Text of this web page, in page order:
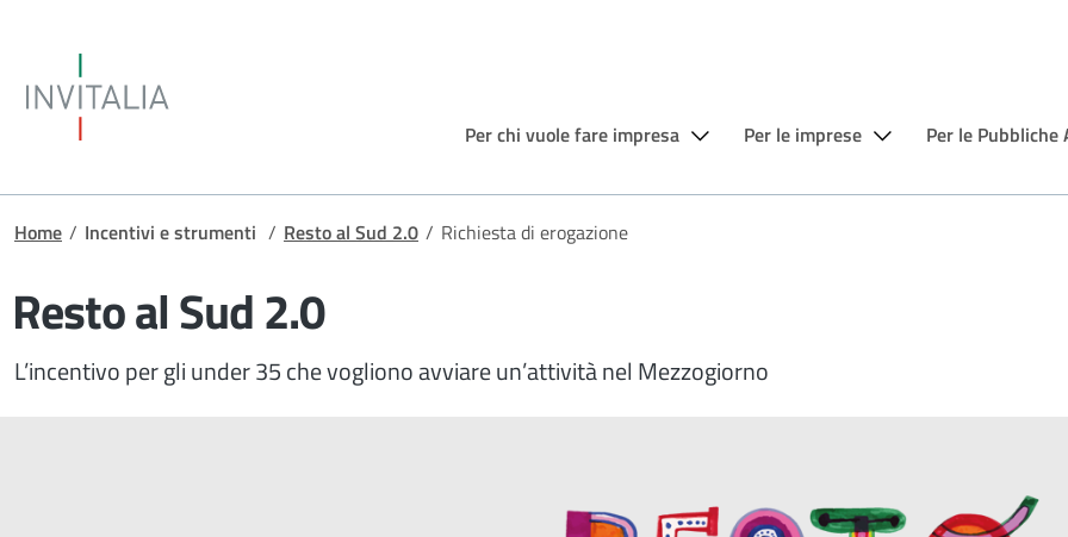
Per chi vuole fare impresa Per le imprese Per le
Briciole di pane
Home / Incentivi e strumenti / Resto al Sud 2.0 / Richiesta di erogazione
Resto al Sud 2.0
L’incentivo per gli under 35 che vogliono avviare un’attività nel Mezzogiorno